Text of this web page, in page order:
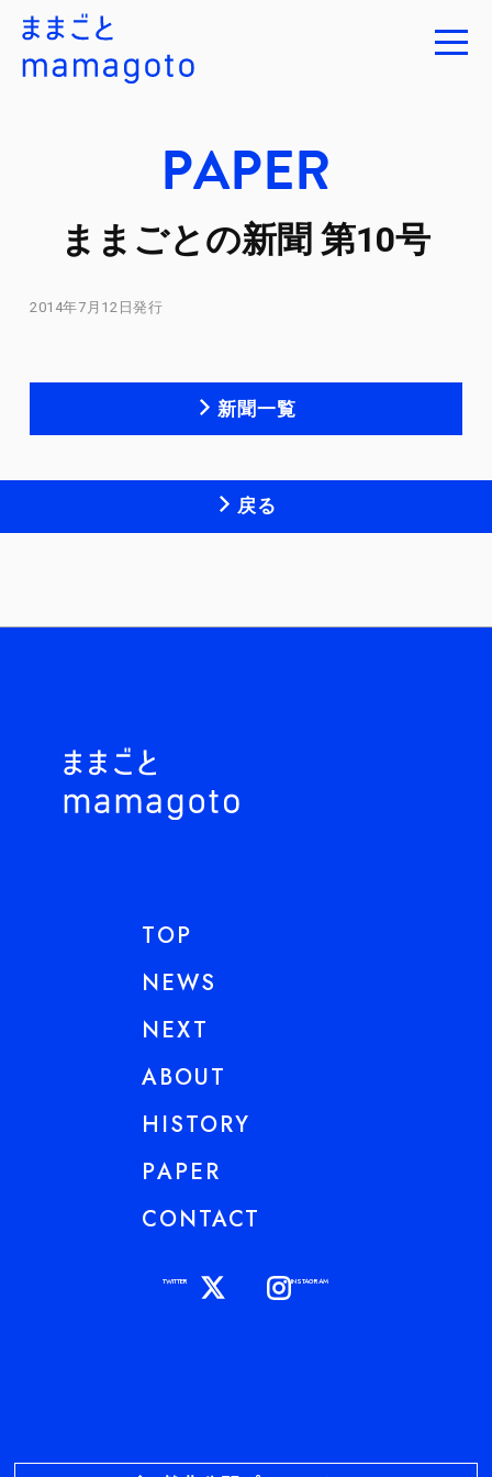
PAPER
ままごとの新聞 第10号
2014年7月12日発行
新聞一覧
戻る
TOP
NEWS
NEXT
ABOUT
HISTORY
PAPER
CONTACT
TWITTER INSTAGRAM